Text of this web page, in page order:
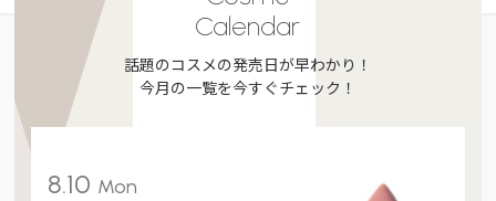
Calendar
話題のコスメの発売日が早わかり！
今月の一覧を今すぐチェック！
8.10 Mon